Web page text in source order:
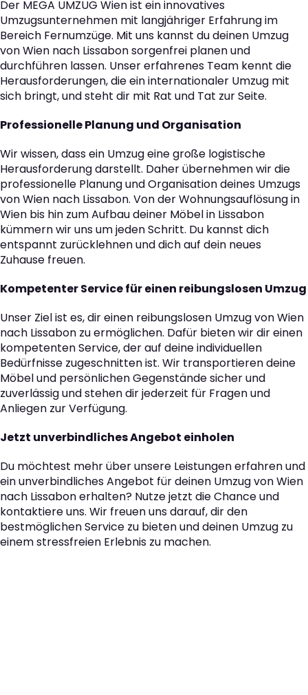
Der MEGA UMZUG Wien ist ein innovatives
Umzugsunternehmen mit langjähriger Erfahrung im
Bereich Fernumzüge. Mit uns kannst du deinen Umzug
von Wien nach Lissabon sorgenfrei planen und
durchführen lassen. Unser erfahrenes Team kennt die
Herausforderungen, die ein internationaler Umzug mit
sich bringt, und steht dir mit Rat und Tat zur Seite.
Professionelle Planung und Organisation
Wir wissen, dass ein Umzug eine große logistische
Herausforderung darstellt. Daher übernehmen wir die
professionelle Planung und Organisation deines Umzugs
von Wien nach Lissabon. Von der Wohnungsauflösung in
Wien bis hin zum Aufbau deiner Möbel in Lissabon
kümmern wir uns um jeden Schritt. Du kannst dich
entspannt zurücklehnen und dich auf dein neues
Zuhause freuen.
Kompetenter Service für einen reibungslosen Umzug
Unser Ziel ist es, dir einen reibungslosen Umzug von Wien
nach Lissabon zu ermöglichen. Dafür bieten wir dir einen
kompetenten Service, der auf deine individuellen
Bedürfnisse zugeschnitten ist. Wir transportieren deine
Möbel und persönlichen Gegenstände sicher und
zuverlässig und stehen dir jederzeit für Fragen und
Anliegen zur Verfügung.
Jetzt unverbindliches Angebot einholen
Du möchtest mehr über unsere Leistungen erfahren und
ein unverbindliches Angebot für deinen Umzug von Wien
nach Lissabon erhalten? Nutze jetzt die Chance und
kontaktiere uns. Wir freuen uns darauf, dir den
bestmöglichen Service zu bieten und deinen Umzug zu
einem stressfreien Erlebnis zu machen.